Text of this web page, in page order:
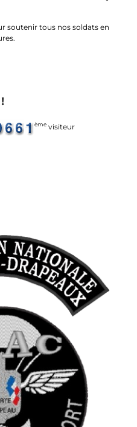
soutenir tous nos soldats en
ème visiteur